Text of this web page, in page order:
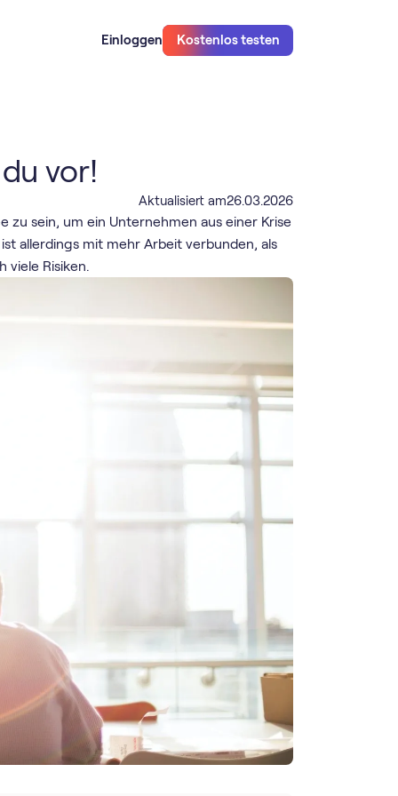
Einloggen Kostenlos testen
vor!
Aktualisiert am26.03.2026
sein, um ein Unternehmen aus einer Krise
allerdings mit mehr Arbeit verbunden, als
viele Risiken.